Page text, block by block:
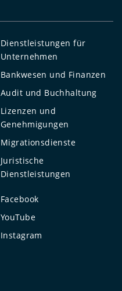
Dienstleistungen für
Unternehmen
Bankwesen und Finanzen
Audit und Buchhaltung
Lizenzen und
Genehmigungen
Migrationsdienste
Juristische
Dienstleistungen
Facebook
YouTube
Instagram